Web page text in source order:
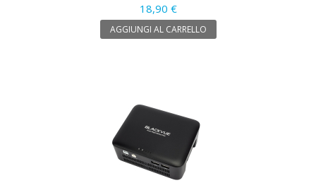
18,90 €
AGGIUNGI AL CARRELLO